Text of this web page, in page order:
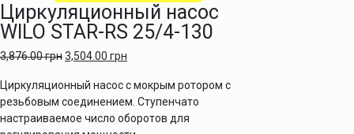
Циркуляционный насос
WILO STAR-RS 25/4-130
3,876.00грн3,504.00 грн
Циркуляционный насос с мокрым ротором с
резьбовым соединением. Ступенчато
настраиваемое число оборотов для